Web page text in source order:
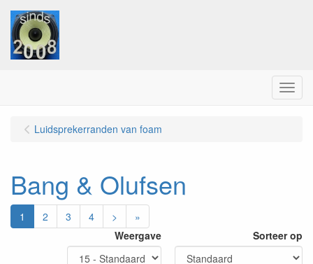
Menu
Luidsprekerranden van foam
Bang & Olufsen
1 2 3 4 >
»
Weergave
Sorteer op